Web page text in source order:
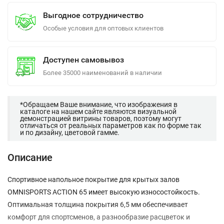
Выгодное сотрудничество
Особые условия для оптовых клиентов
Доступен самовывоз
Более 35000 наименований в наличии
*Обращаем Ваше внимание, что изображения в
каталоге на нашем сайте являются визуальной
демонстрацией витрины товаров, поэтому могут
отличаться от реальных параметров как по форме так
и по дизайну, цветовой гамме.
Описание
Спортивное напольное покрытие для крытых залов
OMNISPORTS ACTION 65 имеет высокую износостойкость.
Оптимальная толщина покрытия 6,5 мм обеспечивает
комфорт для спортсменов, а разнообразие расцветок и